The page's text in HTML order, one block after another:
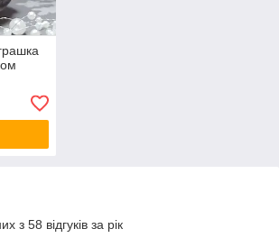
з 58 відгуків за рік